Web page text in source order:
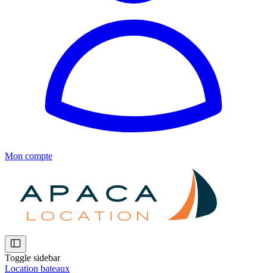
Mon compte
Toggle sidebar
Location bateaux